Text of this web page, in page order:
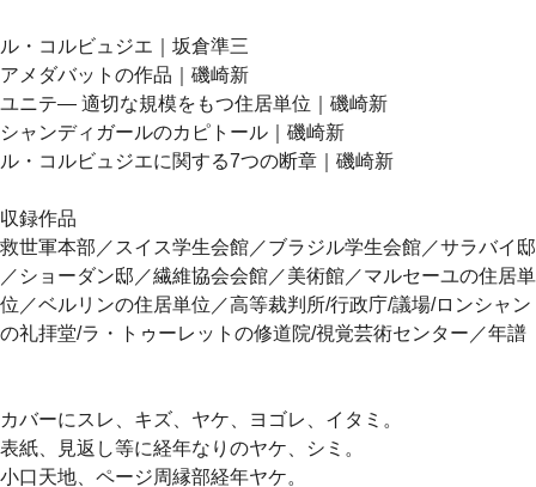
ル・コルビュジエ｜坂倉準三
アメダバットの作品｜磯崎新
ユニテ― 適切な規模をもつ住居単位｜磯崎新
シャンディガールのカピトール｜磯崎新
ル・コルビュジエに関する7つの断章｜磯崎新
収録作品
救世軍本部／スイス学生会館／ブラジル学生会館／サラバイ邸
／ショーダン邸／繊維協会会館／美術館／マルセーユの住居単
位／ベルリンの住居単位／高等裁判所/行政庁/議場/ロンシャン
の礼拝堂/ラ・トゥーレットの修道院/視覚芸術センター／年譜
カバーにスレ、キズ、ヤケ、ヨゴレ、イタミ。
表紙、見返し等に経年なりのヤケ、シミ。
小口天地、ページ周縁部経年ヤケ。